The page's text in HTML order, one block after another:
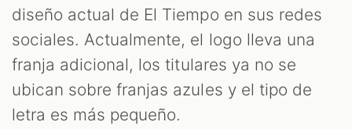
diseño actual de El Tiempo en sus redes
sociales. Actualmente, el logo lleva una
franja adicional, los titulares ya no se
ubican sobre franjas azules y el tipo de
letra es más pequeño.